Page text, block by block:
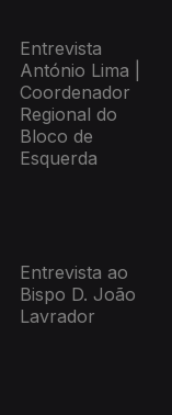
Entrevista
António Lima |
Coordenador
Regional do
Bloco de
Esquerda
Entrevista ao
Bispo D. João
Lavrador